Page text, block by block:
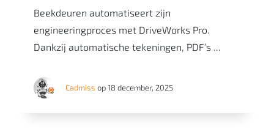
Beekdeuren automatiseert zijn
engineeringproces met DriveWorks Pro.
Dankzij automatische tekeningen, PDF’s ...
Cadmiss op 18 december, 2025